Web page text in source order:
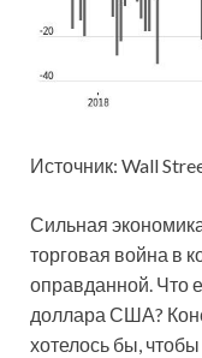
Источник: Wall
Сильная
торговая война в
оправданной. Что
доллара США?
хотелось бы,